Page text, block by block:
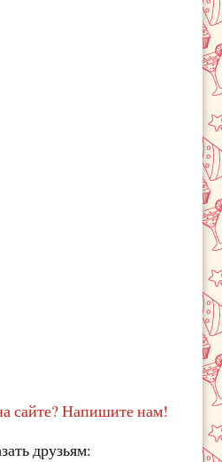
сайте? Напишите нам!
друзьям: